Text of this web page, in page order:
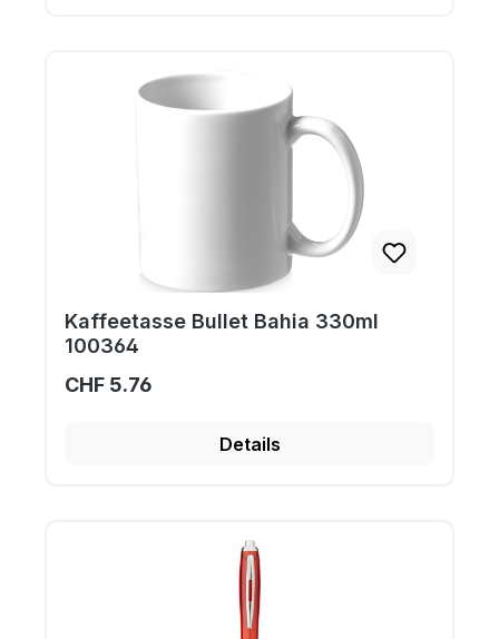
Kaffeetasse Bullet Bahia 330ml
100364
CHF 5.76
Details